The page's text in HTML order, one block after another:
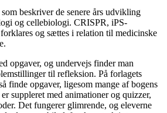
beskriver de senere års udvikling
og cellebiologi. CRISPR, iPS-
og sættes i relation til medicinske
opgaver, og undervejs finder man
til refleksion. På forlagets
finde opgaver, ligesom mange af bogens
suppleret med animationer og quizzer,
Det fungerer glimrende, og eleverne